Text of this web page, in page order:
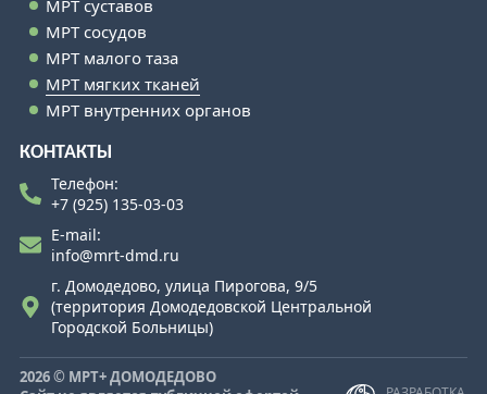
МРТ суставов
МРТ сосудов
МРТ малого таза
МРТ мягких тканей
МРТ внутренних органов
КОНТАКТЫ
Телефон:
+7 (925) 135-03-03
E-mail:
info@mrt-dmd.ru
г. Домодедово, улица Пирогова, 9/5
(территория Домодедовской Центральной
Городской Больницы)
2026 © МРТ+ ДОМОДЕДОВО